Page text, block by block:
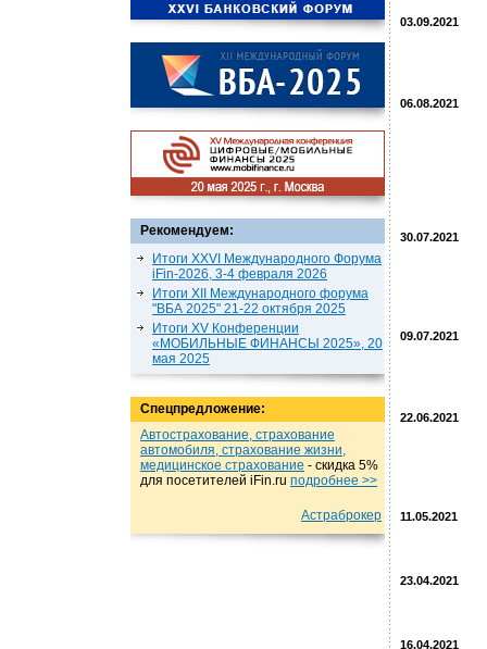
Рекомендуем:
Итоги XXVI Международного Форума
iFin-2026, 3-4 февраля 2026
Итоги XII Международного форума
"ВБА 2025" 21-22 октября 2025
Итоги XV Конференции
«МОБИЛЬНЫЕ ФИНАНСЫ 2025», 20
мая 2025
Спецпредложение:
Автострахование, страхование
автомобиля, страхование жизни,
медицинское страхование - cкидка 5%
для посетителей iFin.ru подробнеe >>
Астраброкер
03.09.2021
06.08.2021
30.07.2021
09.07.2021
22.06.2021
11.05.2021
23.04.2021
16.04.2021